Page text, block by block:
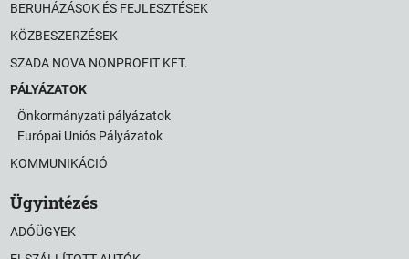
BERUHÁZÁSOK ÉS FEJLESZTÉSEK
KÖZBESZERZÉSEK
SZADA NOVA NONPROFIT KFT.
PÁLYÁZATOK
Önkormányzati pályázatok
Európai Uniós Pályázatok
KOMMUNIKÁCIÓ
Ügyintézés
ADÓÜGYEK